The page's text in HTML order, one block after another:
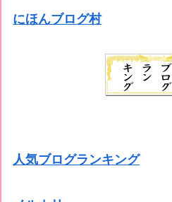
にほんブログ村
人気ブログランキング